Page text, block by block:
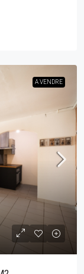
A VENDRE